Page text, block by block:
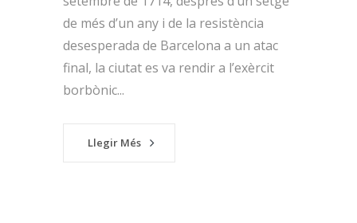
de més d’un any i de la resistència
desesperada de Barcelona a un atac
final, la ciutat es va rendir a l’exèrcit
borbònic...
Llegir Més